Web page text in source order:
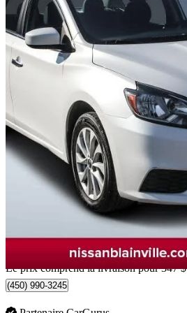
2016 Nissan Sentra
SV150 347 km
112 $/mois env.
Livraison à domicile de Blainville, QC
Le prix comprend la livraison pour 347 $
(450) 990-3245